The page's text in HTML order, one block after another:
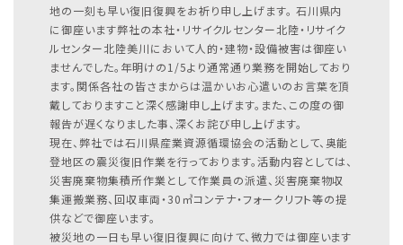
地の一刻も早い復旧復興をお祈り申し上げます。 石川県内
に御座います弊社の本社・リサイクルセンター北陸・リサイク
ルセンター北陸美川において人的・建物・設備被害は御座い
ませんでした。年明けの1/5より通常通り業務を開始しており
ます。関係各社の皆さまからは温かいお心遣いのお言葉を頂
戴しておりますこと深く感謝申し上げます。また、この度の御
報告が遅くなりました事、深くお詫び申し上げます。
現在、弊社では石川県産業資源循環協会の活動として、奥能
登地区の震災復旧作業を行っております。活動内容としては、
災害廃棄物集積所作業として作業員の派遣、災害廃棄物収
集運搬業務、回収車両・30㎥コンテナ・フォークリフト等の提
供などで御座います。
被災地の一日も早い復旧復興に向けて、微力では御座います